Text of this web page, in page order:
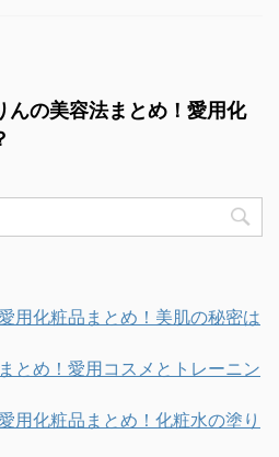
んの美容法まとめ！愛用化
用化粧品まとめ！美肌の秘密は
とめ！愛用コスメとトレーニン
用化粧品まとめ！化粧水の塗り